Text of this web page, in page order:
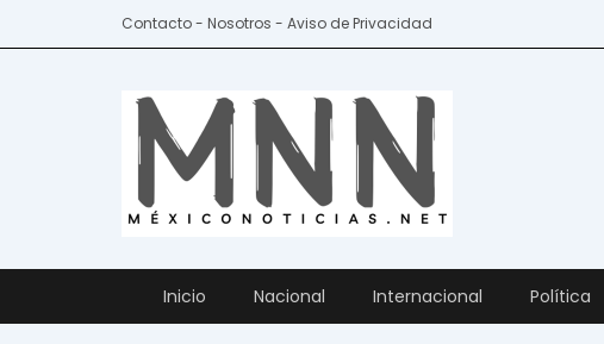
al
Contacto - Nosotros - Aviso de Privacidad
Inicio Nacional Internacional Política